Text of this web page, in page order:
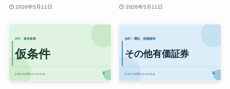
2026年5月11日 2026年5月11日